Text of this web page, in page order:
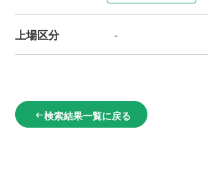
上場区分 -
arrow_left_alt検索結果一覧に戻る